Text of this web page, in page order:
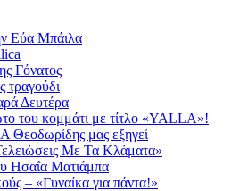
Εύα Μπάιλα
Γόνατος
τραγούδι
Δευτέρα
του κομμάτι με τίτλο «YALLA»!
Θεοδωρίδης μας εξηγεί
Με Τα Κλάματα»
­Ησαΐα Ματιάμπα­
– «Γυναίκα για πάντα!»